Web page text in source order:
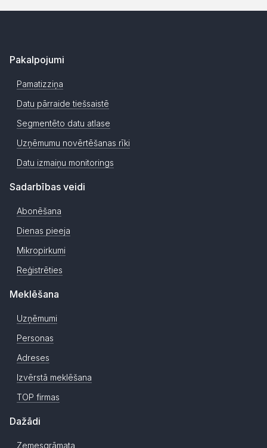
Pakalpojumi
Pamatizziņa
Datu pārraide tiešsaistē
Segmentēto datu atlase
Uzņēmumu novērtēšanas rīki
Datu izmaiņu monitorings
Sadarbības veidi
Abonēšana
Dienas pieeja
Mikropirkumi
Reģistrēties
Meklēšana
Uzņēmumi
Personas
Adreses
Izvērstā meklēšana
TOP firmas
Dažādi
Zemesgrāmata